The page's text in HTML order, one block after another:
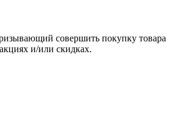
совершить покупку товара
и/или скидках.